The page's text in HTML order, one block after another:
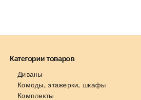
Категории товаров
Диваны
Комоды, этажерки, шкафы
Комплекты